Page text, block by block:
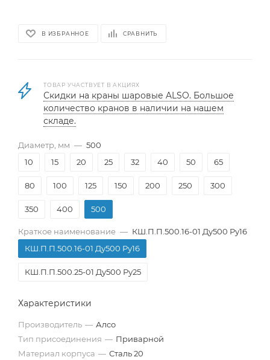
В ИЗБРАННОЕ СРАВНИТЬ
ТОВАР УЧАСТВУЕТ В АКЦИЯХ
Скидки на краны шаровые ALSO. Большое
количество кранов в наличии на нашем
складе.
Диаметр, мм — 500
10
15 20 25 32 40 50 65
80 100 125 150 200 250 300
350 400 500
Краткое наименование — КШ.П.П.500.16-01 Ду500 Ру16
КШ.П.П.500.16-01 Ду500 Ру16
КШ.П.П.500.25-01 Ду500 Ру25
Характеристики
Производитель — Алсо
Тип присоединения — Приварной
Материал корпуса — Сталь 20